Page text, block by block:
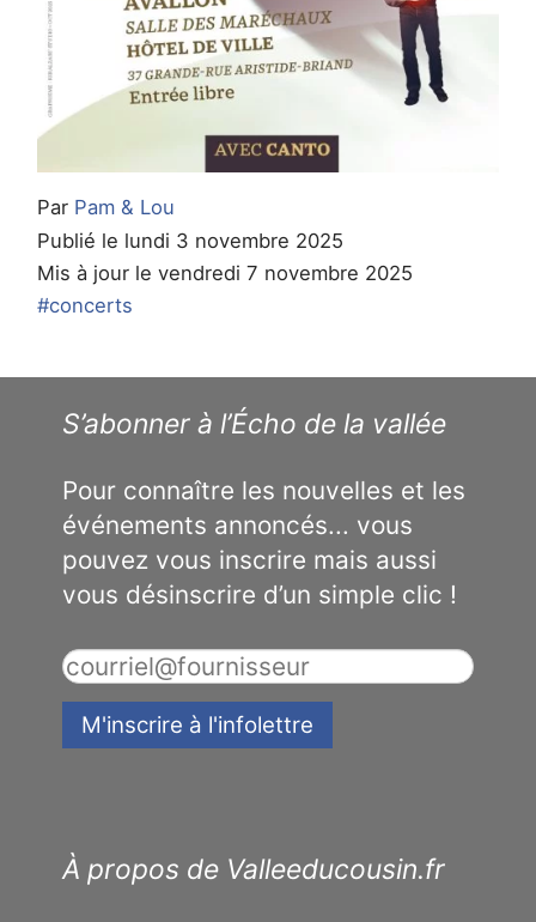
Par Pam & Lou
Publié le lundi 3 novembre 2025
Mis à jour le vendredi 7 novembre 2025
#concerts
S’abonner à l’Écho de la vallée
Pour connaître les nouvelles et les
événements annoncés... vous
pouvez vous inscrire mais aussi
vous désinscrire d’un simple clic !
À propos de Valleeducousin.fr